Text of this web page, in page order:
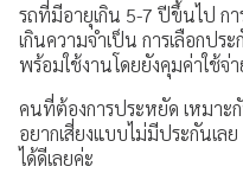
รถที่มีอายุเกิน 5-7 ปีขึ้นไป ก
เกินความจำเป็น การเลือกป
พร้อมใช้งานโดยยังคุมค่าใช้จ่
คนที่ต้องการประหยัด เหมาะ
อยากเสี่ยงแบบไม่มีประกันเล
ได้ดีเลยค่ะ